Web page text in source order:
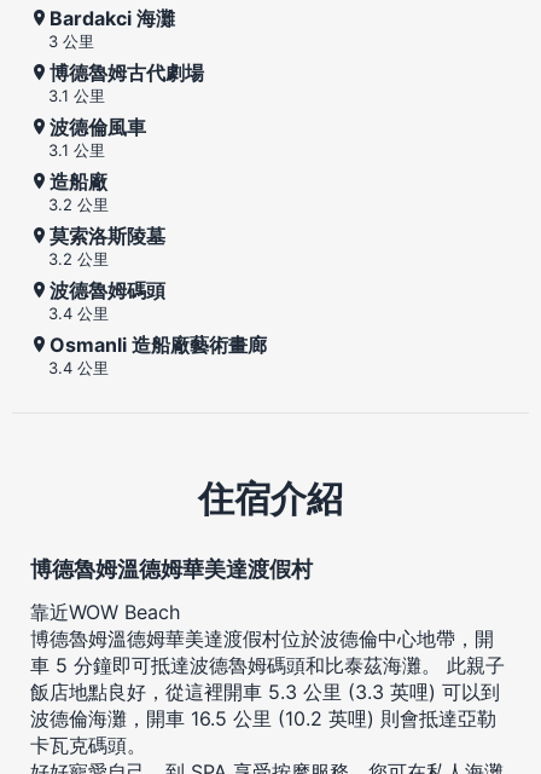
Bardakci 海灘
3 公里
博德魯姆古代劇場
3.1 公里
波德倫風車
3.1 公里
造船廠
3.2 公里
莫索洛斯陵墓
3.2 公里
波德魯姆碼頭
3.4 公里
Osmanli 造船廠藝術畫廊
3.4 公里
住宿介紹
博德魯姆溫德姆華美達渡假村
靠近WOW Beach
博德魯姆溫德姆華美達渡假村位於波德倫中心地帶，開
車 5 分鐘即可抵達波德魯姆碼頭和比泰茲海灘。 此親子
飯店地點良好，從這裡開車 5.3 公里 (3.3 英哩) 可以到
波德倫海灘，開車 16.5 公里 (10.2 英哩) 則會抵達亞勒
卡瓦克碼頭。